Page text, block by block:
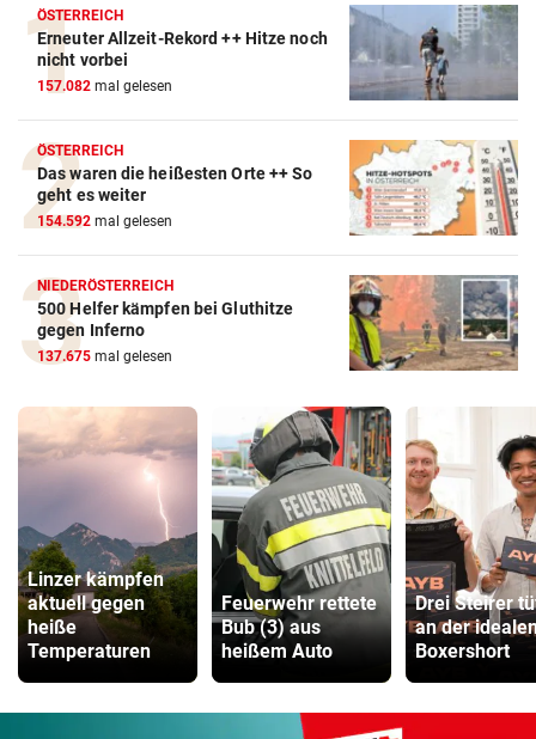
ÖSTERREICH
Erneuter Allzeit-Rekord ++ Hitze noch
nicht vorbei
157.082 mal gelesen
ÖSTERREICH
Das waren die heißesten Orte ++ So
geht es weiter
154.592 mal gelesen
NIEDERÖSTERREICH
500 Helfer kämpfen bei Gluthitze
gegen Inferno
137.675 mal gelesen
Linzer kämpfen
aktuell gegen
heiße
Temperaturen
Feuerwehr rettete
Bub (3) aus
heißem Auto
Drei Steirer
an der
Boxershort